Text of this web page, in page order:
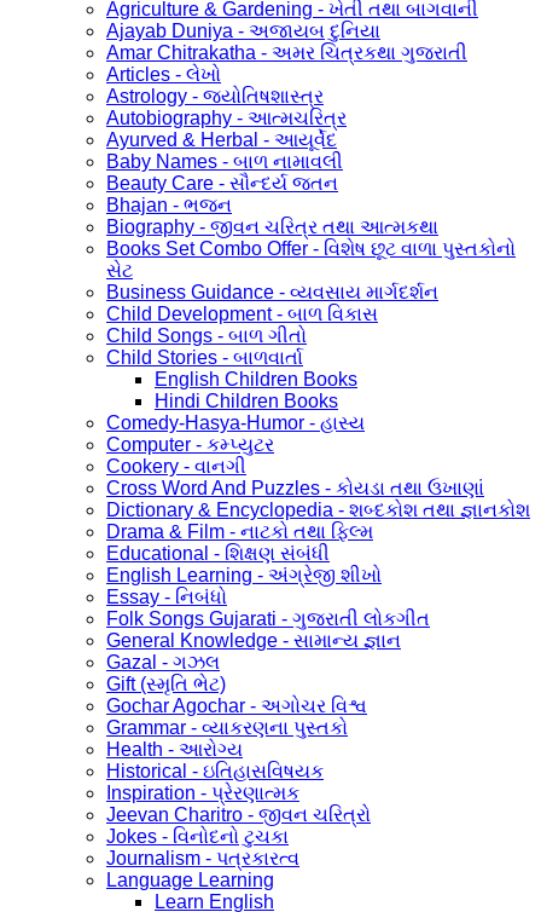
Agriculture & Gardening - ખેતી તથા બાગવાની
Ajayab Duniya - અજાયબ દુનિયા
Amar Chitrakatha - અમર ચિત્રકથા ગુજરાતી
Articles - લેખો
Astrology - જ્યોતિષશાસ્ત્ર
Autobiography - આત્મચરિત્ર
Ayurved & Herbal - આયૂર્વેદ
Baby Names - બાળ નામાવલી
Beauty Care - સૌન્દર્ય જતન
Bhajan - ભજન
Biography - જીવન ચરિત્ર તથા આત્મકથા
Books Set Combo Offer - વિશેષ છૂટ વાળા પુસ્તકોનો
સેટ
Business Guidance - વ્યવસાય માર્ગદર્શન
Child Development - બાળ વિકાસ
Child Songs - બાળ ગીતો
Child Stories - બાળવાર્તા
English Children Books
Hindi Children Books
Comedy-Hasya-Humor - હાસ્ય
Computer - કમ્પ્યુટર
Cookery - વાનગી
Cross Word And Puzzles - કોયડા તથા ઉખાણાં
Dictionary & Encyclopedia - શબ્દકોશ તથા જ્ઞાનકોશ
Drama & Film - નાટકો તથા ફિલ્મ
Educational - શિક્ષણ સંબંધી
English Learning - અંગ્રેજી શીખો
Essay - નિબંધો
Folk Songs Gujarati - ગુજરાતી લોકગીત
General Knowledge - સામાન્ય જ્ઞાન
Gazal - ગઝલ
Gift (સ્મૃતિ ભેટ)
Gochar Agochar - અગોચર વિશ્વ
Grammar - વ્યાકરણના પુસ્તકો
Health - આરોગ્ય
Historical - ઇતિહાસવિષયક
Inspiration - પ્રેરણાત્મક
Jeevan Charitro - જીવન ચરિત્રો
Jokes - વિનોદનો ટુચકા
Journalism - પત્રકારત્વ
Language Learning
Learn English